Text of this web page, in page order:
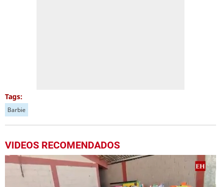
Tags:
Barbie
VIDEOS RECOMENDADOS